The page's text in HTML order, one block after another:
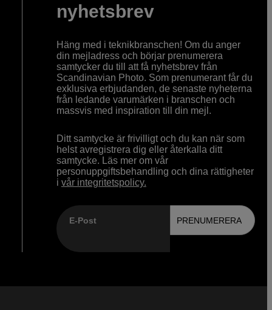
nyhetsbrev
Häng med i teknikbranschen! Om du anger
din mejladress och börjar prenumerera
samtycker du till att få nyhetsbrev från
Scandinavian Photo. Som prenumerant får du
exklusiva erbjudanden, de senaste nyheterna
från ledande varumärken i branschen och
massvis med inspiration till din mejl.
Ditt samtycke är frivilligt och du kan när som
helst avregistrera dig eller återkalla ditt
samtycke. Läs mer om vår
personuppgiftsbehandling och dina rättigheter
i vår integritetspolicy.
E-Post PRENUMERERA